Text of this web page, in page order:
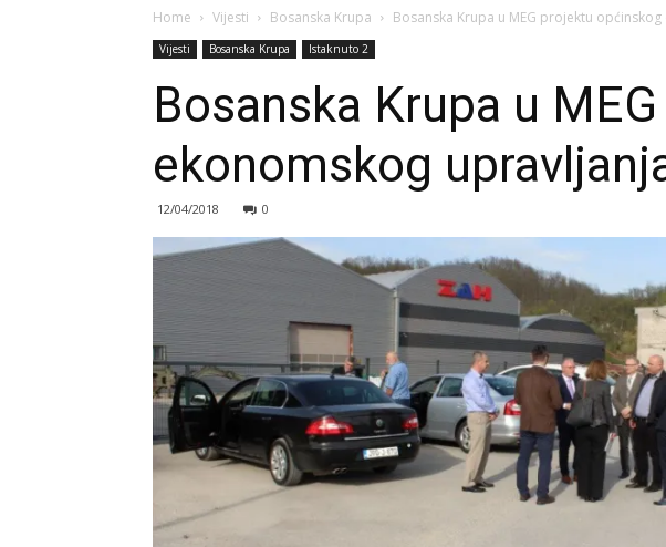
Home Vijesti Bosanska Krupa Bosanska Krupa u MEG projektu
Vijesti Bosanska Krupa Istaknuto 2
Bosanska Krupa u
ekonomskog
12/04/2018 0